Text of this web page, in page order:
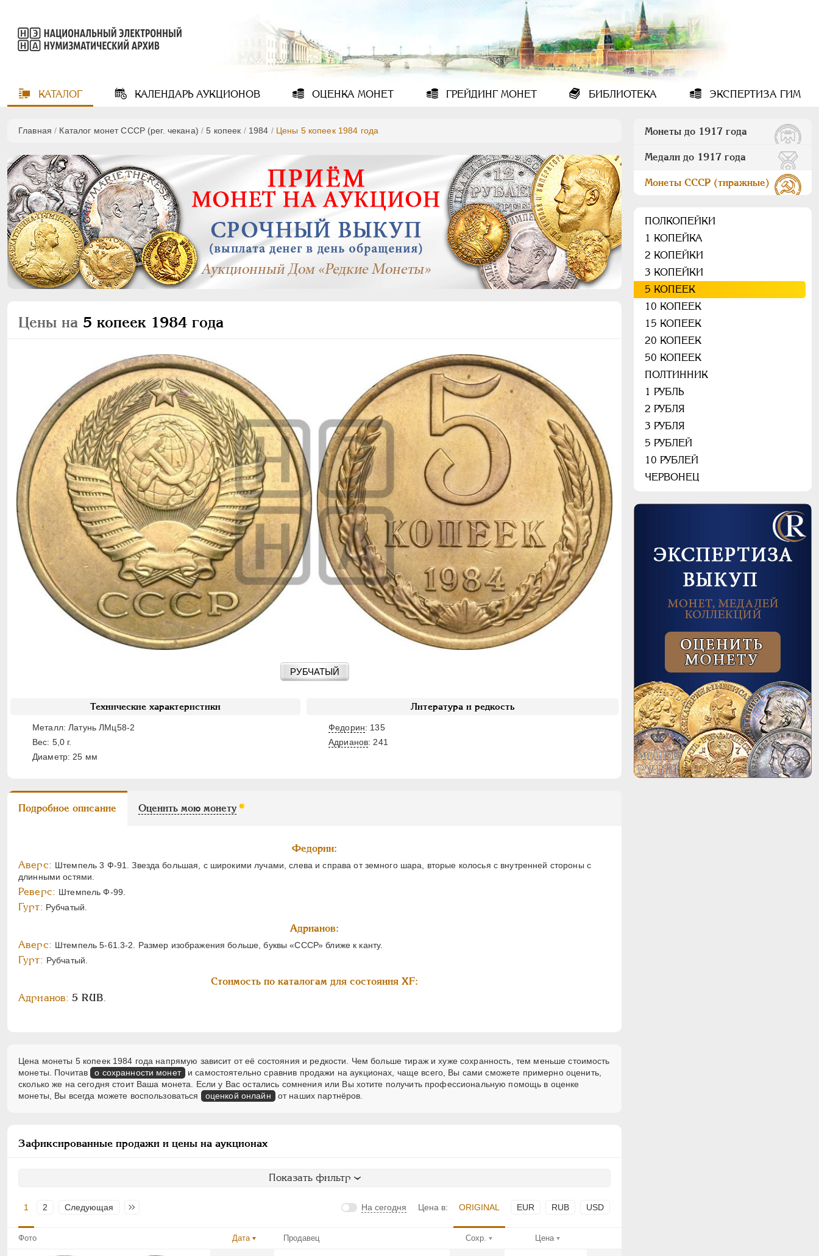
КАТАЛОГ КАЛЕНДАРЬАУКЦИОНОВ ОЦЕНКА МОНЕТ ГРЕЙДИНГМОНЕТ БИБЛИОТЕКА ЭКСПЕРТИЗА ГИМ
Главная / Каталог монет СССР (рег. чекана) /5 копеек / 1984 / Цены 5 копеек 1984 года
Цены на 5 копеек 1984 года
РУБЧАТЫЙ
Технические характеристики
Металл: Латунь ЛМц58-2
Вес: 5,0 г.
Диаметр: 25 мм
Литература и редкость
Федорин: 135
Адрианов: 241
Подробное описание Оценить мою монету
Федорин:
Аверс: Штемпель 3 Ф-91. Звезда большая, с широкими лучами, слева и справа от земного шара, вторые колосья с внутренней стороны с
длинными остями.
Реверс: Штемпель Ф-99.
Гурт: Рубчатый.
Адрианов:
Аверс: Штемпель 5-61.3-2. Размер изображения больше, буквы «СССР» ближе к канту.
Гурт: Рубчатый.
Стоимость по каталогам для состояния XF:
Адрианов: 5 RUB
Цена монеты 5 копеек 1984 года напрямую зависит от её состояния и редкости. Чем больше тираж и хуже сохранность, тем меньше стоимость
монеты. Почитав о сохранности монет и самостоятельно сравнив продажи на аукционах, чаще всего, Вы сами сможете примерно оценить,
сколько же на сегодня стоит Ваша монета. Если у Вас остались сомнения или Вы хотите получить профессиональную помощь в оценке
монеты, Вы всегда можете воспользоваться
оценкой онлайн от наших партнёров.
Зафиксированные продажи и цены на аукционах
Показать фильтр
1 2 Следующая Последняя На сегодня Цена в: ORIGINAL EUR RUB USD
Фото Дата Продавец Сохр. Цена
Монеты до 1917 года
Медали до 1917 года
Монеты СССР (тиражные)
ПОЛКОПЕЙКИ
1 КОПЕЙКА
2 КОПЕЙКИ
3 КОПЕЙКИ
5 КОПЕЕК
10 КОПЕЕК
15 КОПЕЕК
20 КОПЕЕК
50 КОПЕЕК
ПОЛТИННИК
1 РУБЛЬ
2 РУБЛЯ
3 РУБЛЯ
5 РУБЛЕЙ
10 РУБЛЕЙ
ЧЕРВОНЕЦ